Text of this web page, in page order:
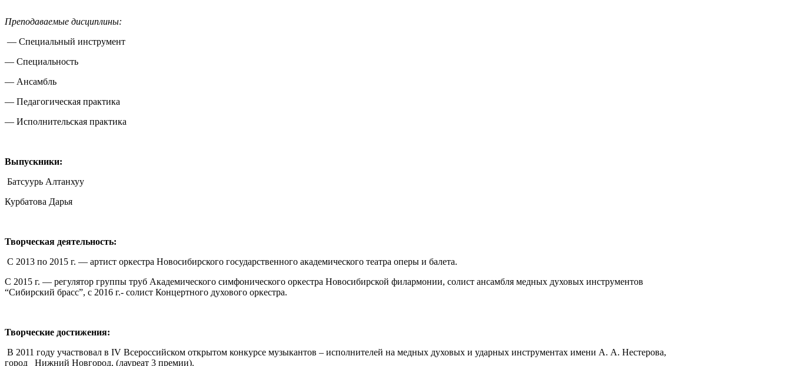
Преподаваемые дисциплины:
— Специальный инструмент
— Специальность
— Ансамбль
— Педагогическая практика
— Исполнительская практика
Выпускники:
Батсуурь Алтанхуу
Курбатова Дарья
Творческая деятельность:
С 2013 по 2015 г. — артист оркестра Новосибирского государственного академического театра оперы и балета.
С 2015 г. — регулятор группы труб Академического симфонического оркестра Новосибирской филармонии, солист ансамбля медных духовых инструментов
“Сибирский брасс”, с 2016 г.- солист Концертного духового оркестра.
Творческие достижения:
В 2011 году участвовал в IV Всероссийском открытом конкурсе музыкантов – исполнителей на медных духовых и ударных инструментах имени А. А. Нестерова,
город Нижний Новгород, (лауреат 3 премии).